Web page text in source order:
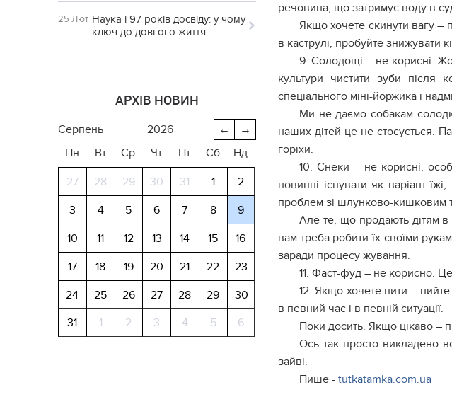
25 Лют Наука і 97 років досвіду: у чому
ключ до довгого життя
АРХІВ НОВИН
→
←
серпень
2026
Пн
Вт Ср Чт Пт Сб Нд
27 28 29 30 31 1
2
3
4 5 6 7 8
9
10
11 12 13 14 15
16
17
18 19 20 21 22
23
24
25 26 27 28 29
30
31
1 2 3 4 5 6
речовина, що затримує воду в
Якщо хочете скинути вагу –
в каструлі, пробуйте знижувати
9. Солодощі – не корисні.
культури чистити зуби після
спеціального міні-йоржика і
Ми не даємо собакам
наших дітей це не стосується.
горіхи.
10. Снеки – не корисні,
повинні існувати як варіант
проблем зі шлунково-кишковим
Але те, що продають дітям в
вам треба робити їх своїми
заради процесу жування.
11. Фаст-фуд – не корисно.
12. Якщо хочете пити –
в певний час і в певній ситуації.
Поки досить. Якщо цікаво –
Ось так просто викладено
зайві.
Пише - tutkatamka.com.ua